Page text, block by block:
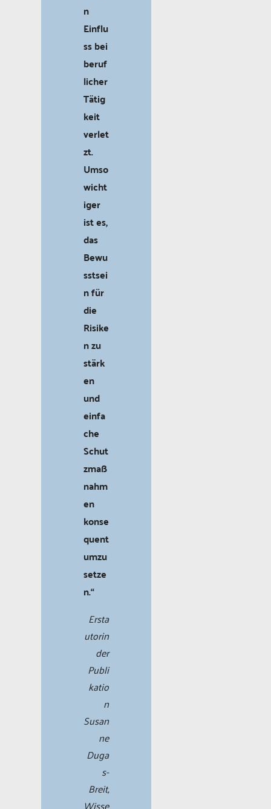
n
Einflu
ss bei
beruf
licher
Tätig
keit
verlet
zt.
Umso
wicht
iger
ist es,
das
Bewu
sstsei
n für
die
Risike
n zu
stärk
en
und
einfa
che
Schut
zmaß
nahm
en
konse
quent
umzu
setze
n.“
Ersta
utorin
der
Publi
katio
n
Susan
ne
Duga
s-
Breit,
Wisse